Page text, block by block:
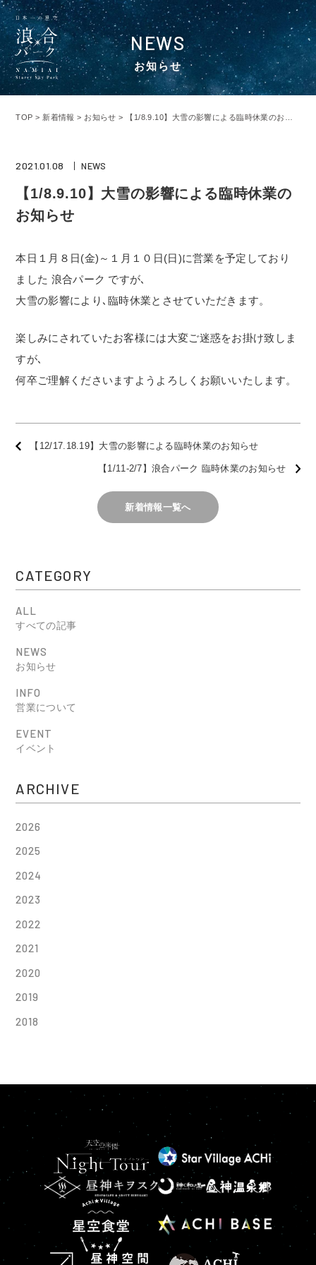
NEWS
お知らせ
TOP > 新着情報 > お知らせ > 【1/8.9.10】大雪の影響による臨時休業のお知らせ
2021.01.08 NEWS
【1/8.9.10】大雪の影響による臨時休業の
お知らせ
本日１月８日(金)～１月１０日(日)に営業を予定しており
ました 浪合パーク ですが､
大雪の影響により､臨時休業とさせていただきます。
楽しみにされていたお客様には大変ご迷惑をお掛け致しま
すが､
何卒ご理解くださいますようよろしくお願いいたします。
【12/17.18.19】大雪の影響による臨時休業のお知らせ
新着情報一覧へ
【1/11-2/7】浪合パーク 臨時休業のお知らせ
CATEGORY
ALL
すべての記事
NEWS
お知らせ
INFO
営業について
EVENT
イベント
ARCHIVE
2026
2025
2024
2023
2022
2021
2020
2019
2018